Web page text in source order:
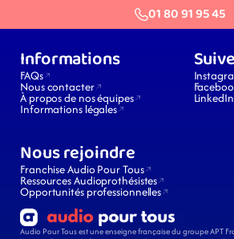
01 80 91 95 45
Audio Pour Tous est une enseigne française du groupe APT
Informations
FAQs
Nous contacter
À propos de nos équipes
Informations légales
LinkedIn
Nous rejoindre
Franchise Audio Pour Tous
Ressources Audioprothésistes
Opportunités professionnelles